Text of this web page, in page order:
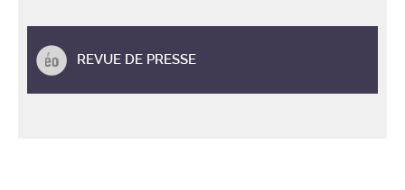
REVUE DE PRESSE